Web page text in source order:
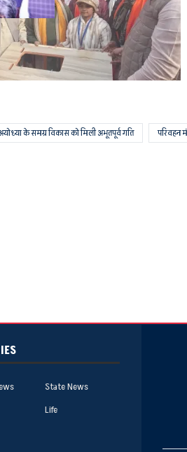
के समग्र विकास को मिली अभूतपूर्व गति परिवहन
State News
Life